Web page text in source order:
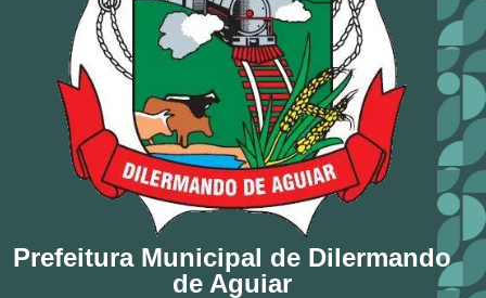
Prefeitura Municipal de Dilermando
de Aguiar